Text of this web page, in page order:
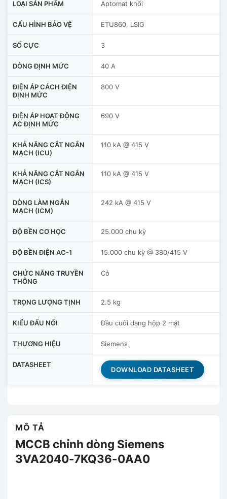
LOẠI SẢN PHẨM Aptomat khối
CẤU HÌNH BẢO VỆ ETU860, LSIG
SỐ CỰC 3
DÒNG ĐỊNH MỨC 40 A
ĐIỆN ÁP CÁCH ĐIỆN
ĐỊNH MỨC
800 V
ĐIỆN ÁP HOẠT ĐỘNG
AC ĐỊNH MỨC
690 V
KHẢ NĂNG CẮT NGẮN
MẠCH (ICU)
110 kA @ 415 V
KHẢ NĂNG CẮT NGẮN
MẠCH (ICS)
110 kA @ 415 V
DÒNG LÀM NGẮN
MẠCH (ICM)
242 kA @ 415 V
ĐỘ BỀN CƠ HỌC 25.000 chu kỳ
ĐỘ BỀN ĐIỆN AC-1 15.000 chu kỳ @ 380/415 V
CHỨC NĂNG TRUYỀN
THÔNG
Có
TRỌNG LƯỢNG TỊNH 2.5 kg
KIỂU ĐẤU NỐI Đầu cuối dạng hộp 2 mặt
THƯƠNG HIỆU Siemens
DATASHEET
DOWNLOAD DATASHEET
MÔ TẢ
MCCB chỉnh dòng Siemens
3VA2040-7KQ36-0AA0